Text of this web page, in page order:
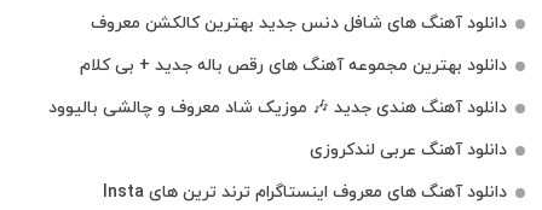
دانلود آهنگ های شافل دنس جدید بهترین کالکشن معروف
دانلود بهترین مجموعه آهنگ های رقص باله جدید + بی کلام
دانلود آهنگ هندی جدید 🎶 موزیک شاد معروف و چالشی بالیوود
دانلود آهنگ عربی لندکروزی
دانلود آهنگ‌ های معروف اینستاگرام ترند ترین های Insta